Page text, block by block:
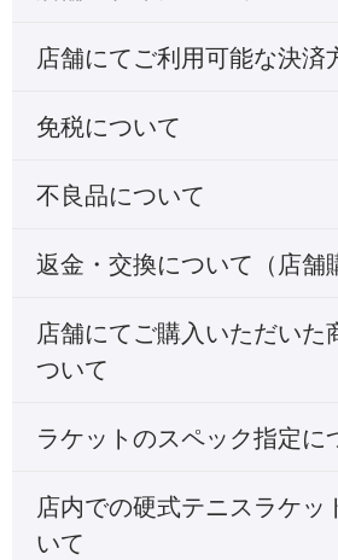
店舗にてご利用可能な決済
免税について
不良品について
返金・交換について（店舗
店舗にてご購入いただいた
ついて
ラケットのスペック指定に
店内での硬式テニスラケッ
いて